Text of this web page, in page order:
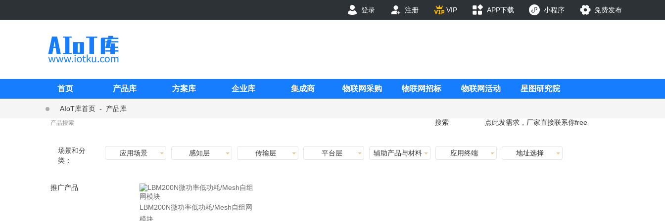
登录 注册 VIP APP下载 小程序 免费发布
首页 产品库 方案库 企业库 集成商 物联网采购 物联网招标 物联网活动 星图研究院
AIoT库首页 -
产品库
搜索
点此发需求，厂家直接联系你free
场景和分
类：
应用场景 感知层 传输层 平台层 辅助产品与材料 应用终端 地址选择
推广产品
LBM200N微功率低功耗/Mesh自组网
模块